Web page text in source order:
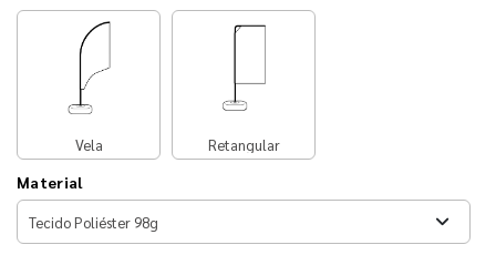
Vela Retangular
Material